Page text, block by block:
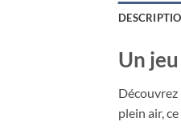
Un
plein air,